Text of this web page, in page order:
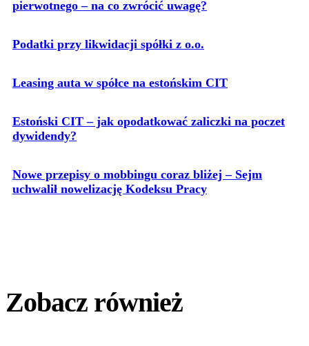
pierwotnego – na co zwrócić uwagę?
Podatki przy likwidacji spółki z o.o.
Leasing auta w spółce na estońskim CIT
Estoński CIT – jak opodatkować zaliczki na poczet
dywidendy?
Nowe przepisy o mobbingu coraz bliżej – Sejm
uchwalił nowelizację Kodeksu Pracy
Zobacz również